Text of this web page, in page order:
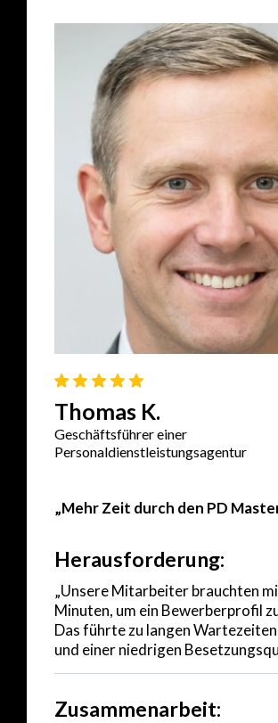
Thomas K.
Geschäftsführer einer
Personaldienstleistungsagentur
„Mehr Zeit durch den PD
Herausforderung:
„Unsere Mitarbeiter brauchten
Minuten, um ein Bewerberprofil
Das führte zu langen
und einer niedrigen
Zusammenarbeit: